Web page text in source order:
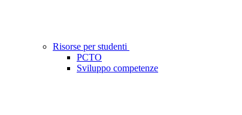
Risorse per studenti
PCTO
Sviluppo competenze